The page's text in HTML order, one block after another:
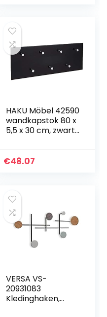
HAKU Möbel 42590
wandkapstok 80 x
5,5 x 30 cm, zwart
€48.07
VERSA VS-
20931083
Kledinghaken,